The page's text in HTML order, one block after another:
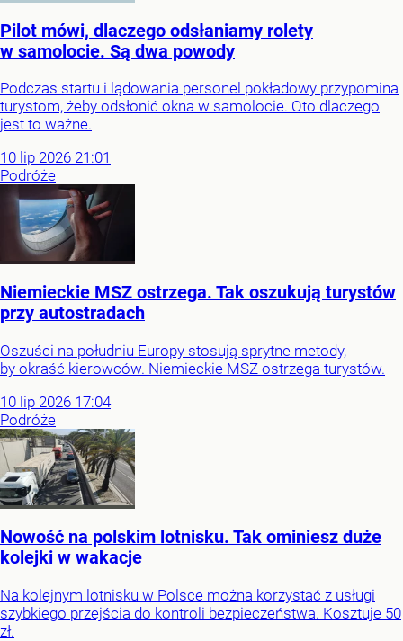
Pilot mówi, dlaczego odsłaniamy rolety
w samolocie. Są dwa powody
Podczas startu i lądowania personel pokładowy przypomina
turystom, żeby odsłonić okna w samolocie. Oto dlaczego
jest to ważne.
10 lip 2026 21:01
Podróże
Niemieckie MSZ ostrzega. Tak oszukują turystów
przy autostradach
Oszuści na południu Europy stosują sprytne metody,
by okraść kierowców. Niemieckie MSZ ostrzega turystów.
10 lip 2026 17:04
Podróże
Nowość na polskim lotnisku. Tak ominiesz duże
kolejki w wakacje
Na kolejnym lotnisku w Polsce można korzystać z usługi
szybkiego przejścia do kontroli bezpieczeństwa. Kosztuje 50
zł.